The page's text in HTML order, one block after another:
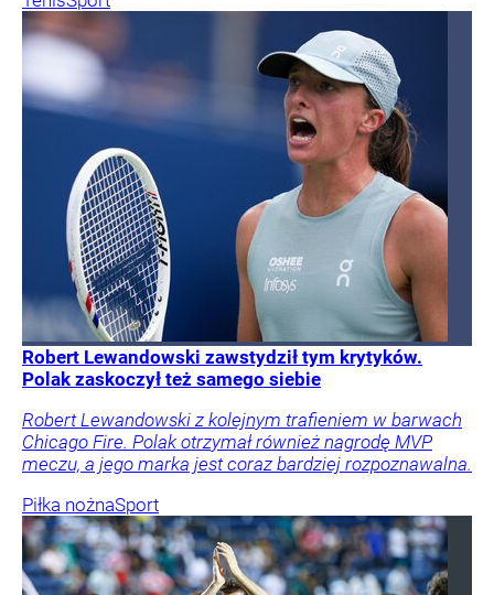
Robert Lewandowski zawstydził tym krytyków.
Polak zaskoczył też samego siebie
Robert Lewandowski z kolejnym trafieniem w barwach
Chicago Fire. Polak otrzymał również nagrodę MVP
meczu, a jego marka jest coraz bardziej rozpoznawalna.
Piłka nożnaSport